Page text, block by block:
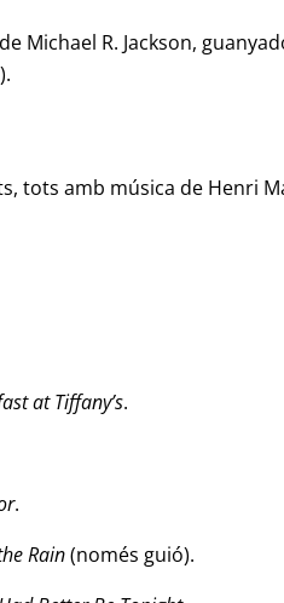
de Michael R. Jackson,
tots amb música de Henri
at Tiffany’s.
.
Rain(només guió).